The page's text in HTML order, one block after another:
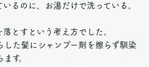
るのに、お湯だけで洗っている。
とすという考え方でした。
た髪にシャンプー剤を擦らず馴染
す。